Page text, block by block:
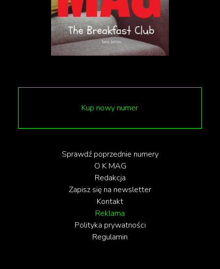
Kup nowy numer
Sprawdź poprzednie numery
O K MAG
Redakcja
Zapisz się na newsletter
Kontakt
Reklama
Polityka prywatności
Regulamin